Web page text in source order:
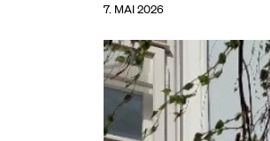
7. MAI 2026